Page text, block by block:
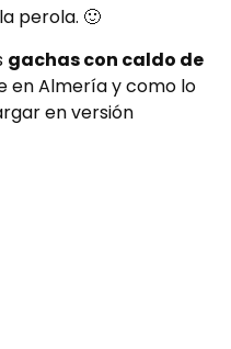
perola. 🙂
gachas con caldo de
en Almería y como lo
en versión